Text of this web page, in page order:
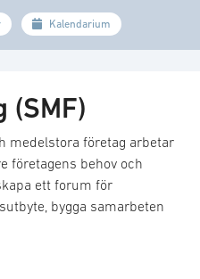
Kalendarium
(SMF)
medelstora företag arbetar
företagens behov och
ett forum för
bygga samarbeten
kan omfatta